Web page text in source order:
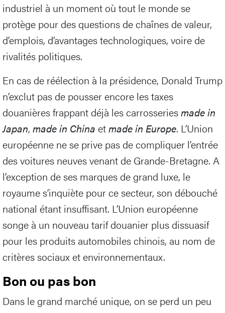
industriel à un moment où tout le monde se
protège pour des questions de chaînes de valeur,
d’emplois, d’avantages technologiques, voire de
rivalités politiques.
En cas de réélection à la présidence, Donald Trump
n’exclut pas de pousser encore les taxes
douanières frappant déjà les carrosseriesmade in
Japan, made in China etmade in Europe. L’Union
européenne ne se prive pas de compliquer l’entrée
des voitures neuves venant de Grande-Bretagne. A
l’exception de ses marques de grand luxe, le
royaume s’inquiète pour ce secteur, son débouché
national étant insuffisant. L’Union européenne
songe à un nouveau tarif douanier plus dissuasif
pour les produits automobiles chinois, au nom de
critères sociaux et environnementaux.
Bon ou pas bon
Dans le grand marché unique, on se perd un peu